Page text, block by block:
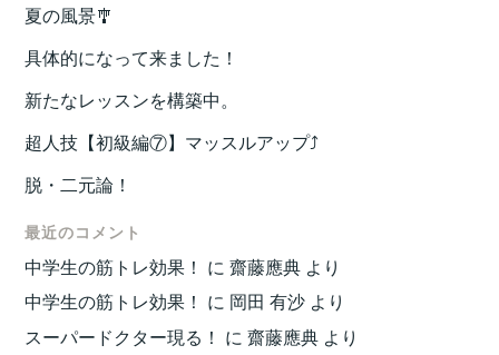
夏の風景🎐
具体的になって来ました！
新たなレッスンを構築中。
超人技【初級編⑦】マッスルアップ⤴️
脱・二元論！
最近のコメント
中学生の筋トレ効果！ に齋藤應典 より
中学生の筋トレ効果！ に 岡田 有沙 より
スーパードクター現る！ に齋藤應典 より